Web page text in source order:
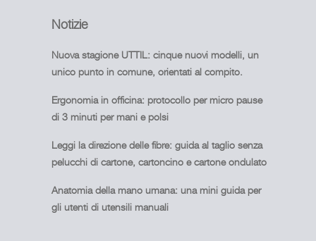
Notizie
Nuova stagione UTTIL: cinque nuovi modelli, un
unico punto in comune, orientati al compito.
Ergonomia in officina: protocollo per micro pause
di 3 minuti per mani e polsi
Leggi la direzione delle fibre: guida al taglio senza
pelucchi di cartone, cartoncino e cartone ondulato
Anatomia della mano umana: una mini guida per
gli utenti di utensili manuali